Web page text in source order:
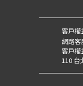
客戶權
網路客
客戶權
110 台